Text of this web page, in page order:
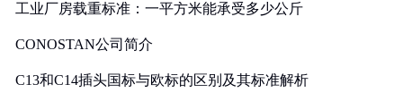
工业厂房载重标准：一平方米能承受多少公斤
CONOSTAN公司简介
C13和C14插头国标与欧标的区别及其标准解析